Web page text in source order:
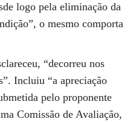
logo pela eliminação da
o mesmo comporta
“decorreu nos
Incluiu “a apreciação
pelo proponente
Comissão de Avaliação,